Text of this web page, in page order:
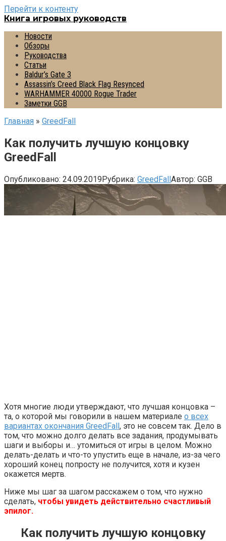
Перейти к контенту
Книга игровых руководств
Новости
Обзоры
Руководства
Статьи
Baldur’s Gate 3
Assassin’s Creed Black Flag Resynced
WARHAMMER 40000 Rogue Trader
Заметки GGB
Главная » GreedFall
Как получить лучшую концовку
GreedFall
Опубликовано: 24.09.2019Рубрика: GreedFallАвтор: GGB
Хотя многие люди утверждают, что лучшая концовка –
та, о которой мы говорили в нашем материале о всех
вариантах окончания GreedFall, это не совсем так. Дело в
том, что можно долго делать все задания, продумывать
шаги и выборы и… утомиться от игры в целом. Можно
делать-делать и что-то упустить еще в начале, из-за чего
хороший конец попросту не получится, хотя и кузен
окажется мертв.
Ниже мы шаг за шагом расскажем о том, что нужно
сделать, чтобы увидеть действительно счастливый
эпилог.
Как получить лучшую концовку